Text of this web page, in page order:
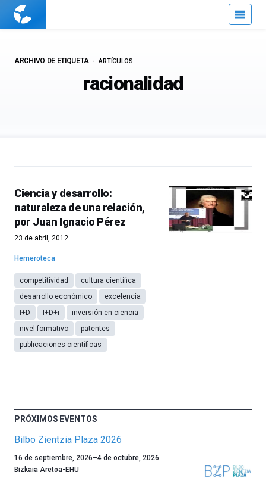
Cuaderno
racionalidad
ARCHIVO DE ETIQUETA ARTÍCULOS
Ciencia y desarrollo:
naturaleza de una relación,
por Juan Ignacio Pérez
23 de abril, 2012
Hemeroteca
competitividad
cultura científica
desarrollo económico
excelencia
I+D
I+D+i
inversión en ciencia
nivel formativo
patentes
publicaciones científicas
PRÓXIMOS EVENTOS
Bilbo Zientzia Plaza 2026
Un
año
16 de septiembre, 2026–4 de octubre, 2026
Bizkaia Aretoa-EHU